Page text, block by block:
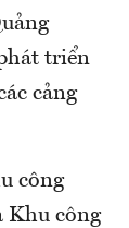
triển
cảng
công
Khu công